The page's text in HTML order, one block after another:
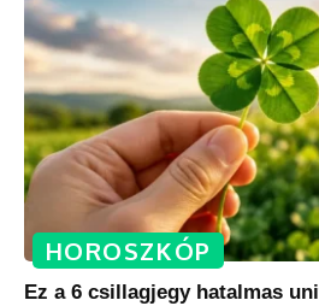
HOROSZKÓP
Ez a 6 csillagjegy hatalmas